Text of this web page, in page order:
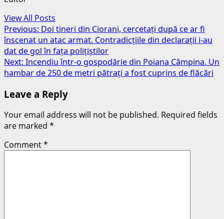
View All Posts
Post
navigation
Previous: Doi tineri din Ciorani, cercetați după ce ar fi
înscenat un atac armat. Contradicțiile din declarații i-au
dat de gol în fața polițiștilor
Next: Incendiu într-o gospodărie din Poiana Câmpina. Un
hambar de 250 de metri pătrați a fost cuprins de flăcări
Leave a Reply
Your email address will not be published. Required fields
are marked *
Comment*